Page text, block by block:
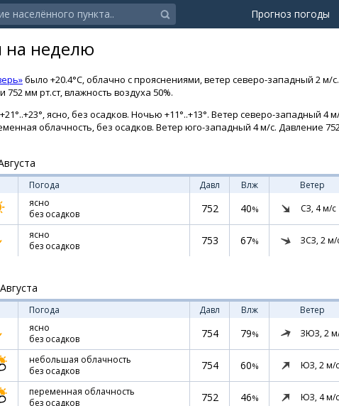
Прогноз погоды
на неделю
было +20.4°C, облачно с прояснениями, ветер северо-западный 2 м/
мм рт.ст, влажность воздуха 50%.
ясно, без осадков. Ночью +11°..+13°. Ветер северо-западный 4
облачность, без осадков. Ветер юго-западный 4 м/с. Давление
Погода Давл Влж
Ветер
ясно
без осадков
752 40% СЗ, 4м/с
ясно
без осадков
753 67% ЗСЗ, 2м/
Погода Давл Влж
Ветер
ясно
без осадков
754 79% ЗЮЗ, 2
небольшая облачность
без осадков
754 60% ЮЗ, 2м/с
переменная облачность
без осадков
752 46% ЮЗ, 4м/с